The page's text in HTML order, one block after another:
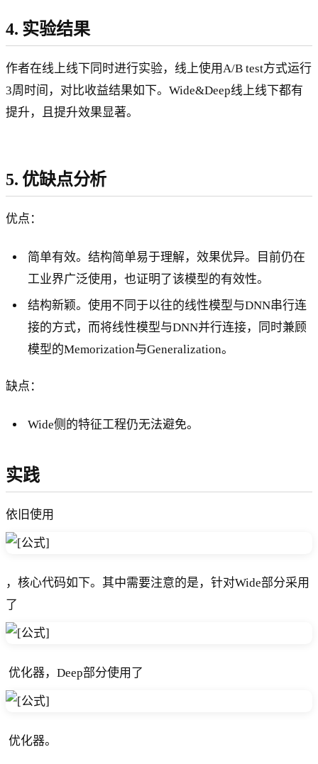
4. 实验结果
作者在线上线下同时进行实验，线上使用A/B test方式运行
3周时间，对比收益结果如下。Wide&Deep线上线下都有
提升，且提升效果显著。
5. 优缺点分析
优点：
简单有效。结构简单易于理解，效果优异。目前仍在
工业界广泛使用，也证明了该模型的有效性。
结构新颖。使用不同于以往的线性模型与DNN串行连
接的方式，而将线性模型与DNN并行连接，同时兼顾
模型的Memorization与Generalization。
缺点：
Wide侧的特征工程仍无法避免。
实践
依旧使用 ​
，核心代码如下。其中需要注意的是，针对Wide部分采用
了
​ 优化器，Deep部分使用了
​ 优化器。